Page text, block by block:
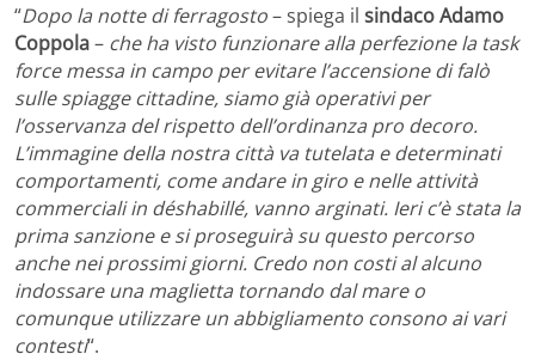
“Dopo la notte di ferragosto– spiega il sindaco Adamo
Coppola– che ha visto funzionare alla perfezione la task
force messa in campo per evitare l’accensione di falò
sulle spiagge cittadine, siamo già operativi per
l’osservanza del rispetto dell’ordinanza pro decoro.
L’immagine della nostra città va tutelata e determinati
comportamenti, come andare in giro e nelle attività
commerciali in déshabillé, vanno arginati. Ieri c’è stata la
prima sanzione e si proseguirà su questo percorso
anche nei prossimi giorni. Credo non costi al alcuno
indossare una maglietta tornando dal mare o
comunque utilizzare un abbigliamento consono ai vari
contesti“.